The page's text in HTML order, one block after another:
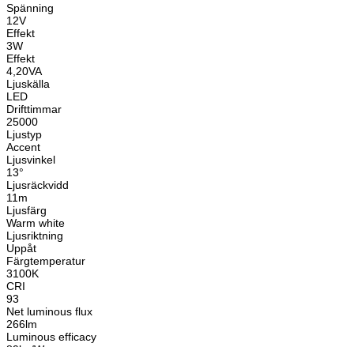
Spänning
12V
Effekt
3W
Effekt
4,20VA
Ljuskälla
LED
Drifttimmar
25000
Ljustyp
Accent
Ljusvinkel
13°
Ljusräckvidd
11m
Ljusfärg
Warm white
Ljusriktning
Uppåt
Färgtemperatur
3100K
CRI
93
Net luminous flux
266lm
Luminous efficacy